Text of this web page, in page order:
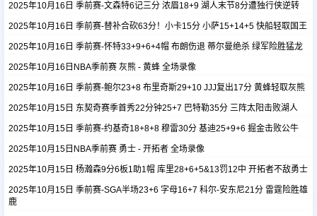
2025年10月16日 季前赛-文森特6记三分 浓眉18+9 湖人末节8分遭独行侠逆转
2025年10月16日 季前赛-替补合砍63分！小卡15分 小萨15+14+5 快船轻取国王
2025年10月16日 季前赛-怀特33+9+6+4帽 布朗伤退 蒂尔曼绝杀 绿军险胜猛龙
2025年10月16日NBA季前赛 灰熊 - 黄蜂 全场录像
2025年10月16日 季前赛-鲍尔23+8 布里奇斯29+10 JJJ复出17分 黄蜂轻取灰熊
2025年10月15日 东契奇赛季首秀22分钟25+7 巴特勒35分 三阵太阳击败湖人
2025年10月15日 季前赛-约基奇18+8+8 穆雷30分 基迪25+9+6 掘金击败公牛
2025年10月15日NBA季前赛 勇士 - 开拓者 全场录像
2025年10月15日 杨瀚森9分6板1助1帽 库里28+6+5&13罚12中 开拓者不敌勇士
2025年10月15日 季前赛-SGA半场23+6 字母16+7 科尔-安东尼21分 雷霆险胜雄
鹿